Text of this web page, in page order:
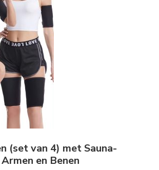
(set van 4) met Sauna-
en Benen